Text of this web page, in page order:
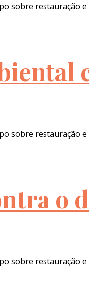
sobre restauração
sobre restauração
o
sobre restauração